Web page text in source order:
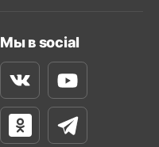
Мы в social
ВконтактеYoutube
Одноклассники
Телеграм